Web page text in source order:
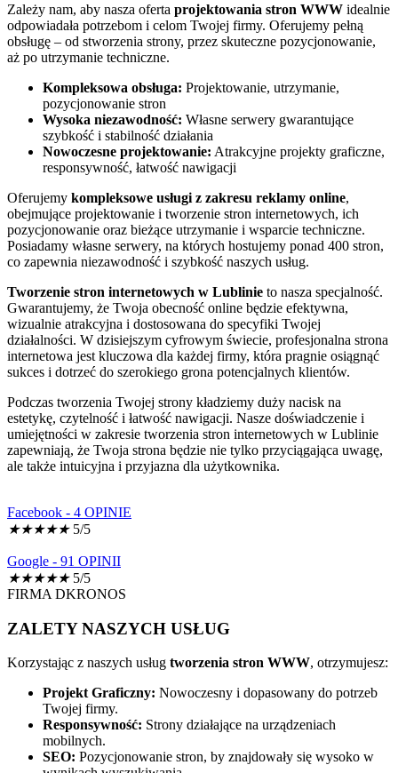
Zależy nam, aby nasza oferta projektowania stron WWW idealnie
odpowiadała potrzebom i celom Twojej firmy. Oferujemy pełną
obsługę – od stworzenia strony, przez skuteczne pozycjonowanie,
aż po utrzymanie techniczne.
Kompleksowa obsługa: Projektowanie, utrzymanie,
pozycjonowanie stron
Wysoka niezawodność: Własne serwery gwarantujące
szybkość i stabilność działania
Nowoczesne projektowanie: Atrakcyjne projekty graficzne,
responsywność, łatwość nawigacji
Oferujemy kompleksowe usługi z zakresu reklamy online,
obejmujące projektowanie i tworzenie stron internetowych, ich
pozycjonowanie oraz bieżące utrzymanie i wsparcie techniczne.
Posiadamy własne serwery, na których hostujemy ponad 400 stron,
co zapewnia niezawodność i szybkość naszych usług.
Tworzenie stron internetowych w Lublinie to nasza specjalność.
Gwarantujemy, że Twoja obecność online będzie efektywna,
wizualnie atrakcyjna i dostosowana do specyfiki Twojej
działalności. W dzisiejszym cyfrowym świecie, profesjonalna strona
internetowa jest kluczowa dla każdej firmy, która pragnie osiągnąć
sukces i dotrzeć do szerokiego grona potencjalnych klientów.
Podczas tworzenia Twojej strony kładziemy duży nacisk na
estetykę, czytelność i łatwość nawigacji. Nasze doświadczenie i
umiejętności w zakresie tworzenia stron internetowych w Lublinie
zapewniają, że Twoja strona będzie nie tylko przyciągająca uwagę,
ale także intuicyjna i przyjazna dla użytkownika.
Facebook - 4 OPINIE
★★★★★ 5/5
Google - 91 OPINII
★★★★★ 5/5
FIRMA DKRONOS
ZALETY NASZYCH USŁUG
Korzystając z naszych usług tworzenia stron WWW, otrzymujesz:
Projekt Graficzny: Nowoczesny i dopasowany do potrzeb
Twojej firmy.
Responsywność: Strony działające na urządzeniach
mobilnych.
SEO: Pozycjonowanie stron, by znajdowały się wysoko w